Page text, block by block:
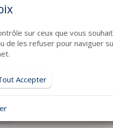
sur ceux que vous
de les refuser pour naviguer
Accepter